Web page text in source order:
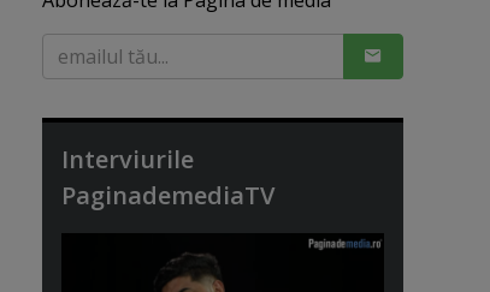
Interviurile
PaginademediaTV